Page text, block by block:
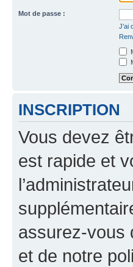
Mot de passe :
J’ai
INSCRIPTION
Vous devez
est rapide et
assurez-vous
et de notre